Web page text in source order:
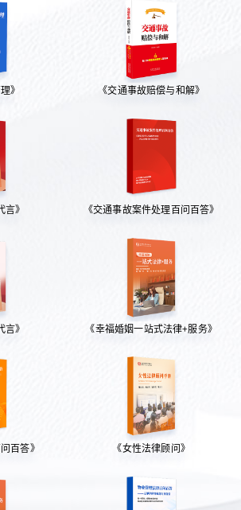
》 《交通事故赔偿与和解》
言》 《交通事故案件处理百问百答》
言》 《幸福婚姻一站式法律+服务》
百答》 《女性法律顾问》